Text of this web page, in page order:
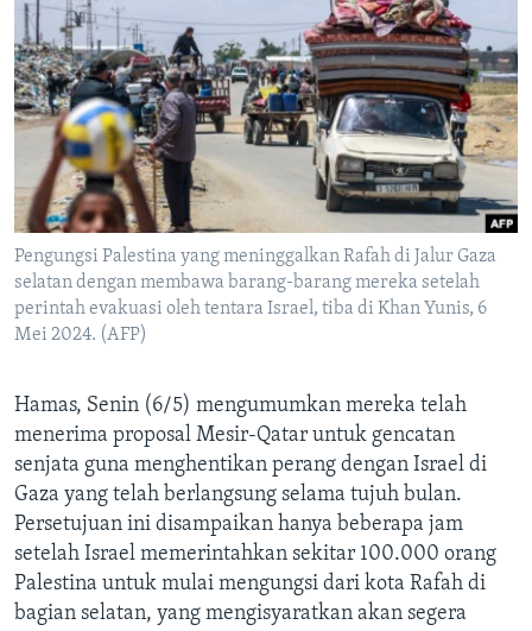
Bahasa-bahasa
Pengungsi Palestina yang meninggalkan Rafah di Jalur Gaza
selatan dengan membawa barang-barang mereka setelah
perintah evakuasi oleh tentara Israel, tiba di Khan Yunis, 6
Mei 2024. (AFP)
Hamas, Senin (6/5) mengumumkan mereka telah
menerima proposal Mesir-Qatar untuk gencatan
senjata guna menghentikan perang dengan Israel di
Gaza yang telah berlangsung selama tujuh bulan.
Persetujuan ini disampaikan hanya beberapa jam
setelah Israel memerintahkan sekitar 100.000 orang
Palestina untuk mulai mengungsi dari kota Rafah di
bagian selatan, yang mengisyaratkan akan segera